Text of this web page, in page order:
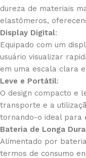
dureza de materiais
elastômeros,
Display Digital:
Equipado com um
usuário visualizar
em uma escala clara
Leve e Portátil:
O design compacto e
transporte e a
tornando-o ideal para
Bateria de Longa
Alimentado por
termos de consumo